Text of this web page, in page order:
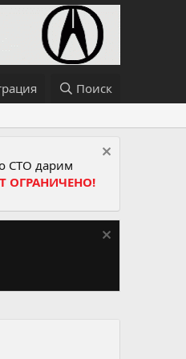
Поиск
СТО дарим
ОГРАНИЧЕНО!